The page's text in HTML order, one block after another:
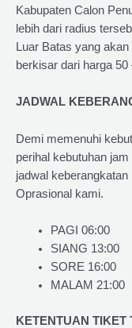
Kabupaten Calon
lebih dari radius
Luar Batas yang
berkisar dari harga
JADWAL
Demi memenuhi
perihal kebutuhan
jadwal
Oprasional kami.
PAGI 06:00
SIANG 13:00
SORE 16:00
MALAM 21:00
KETENTUAN TIKET